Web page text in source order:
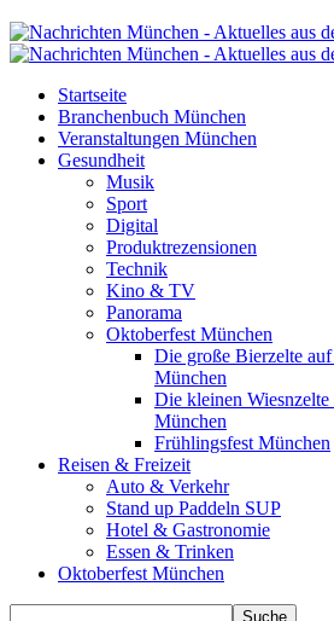
Startseite
Branchenbuch München
Veranstaltungen München
Gesundheit
Musik
Sport
Digital
Produktrezensionen
Technik
Kino & TV
Panorama
Oktoberfest München
Die große Bierzelte
München
Die kleinen
München
Frühlingsfest München
Reisen & Freizeit
Auto & Verkehr
Stand up Paddeln SUP
Hotel & Gastronomie
Essen & Trinken
Oktoberfest München